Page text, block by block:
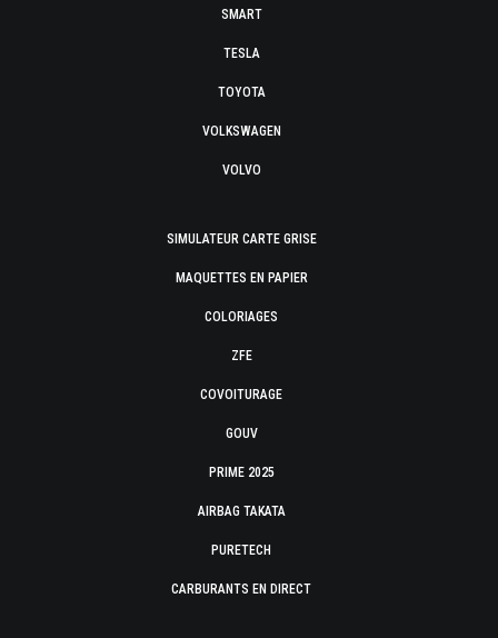
SMART
TESLA
TOYOTA
VOLKSWAGEN
VOLVO
SIMULATEUR CARTE GRISE
MAQUETTES EN PAPIER
COLORIAGES
ZFE
COVOITURAGE
GOUV
PRIME 2025
AIRBAG TAKATA
PURETECH
CARBURANTS EN DIRECT